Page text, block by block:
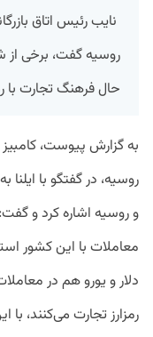
نایب رئیس اتاق
روسیه گفت، برخی از
حال فرهنگ تجارت با
به گزارش پیوست، کامبیز
روسیه، در گفتگو با
و روسیه اشاره کرد و
معاملات با این کشور
دلار و یورو هم در
رمزارز تجارت می‌کنند، با